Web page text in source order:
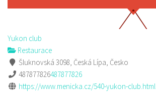
Yukon club
Restaurace
Šluknovská 3098, Česká Lípa, Česko
487877826487877826
https://www.menicka.cz/540-yukon-club.html